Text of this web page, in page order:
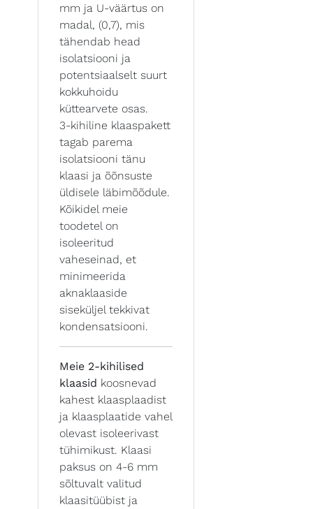
mm ja U-väärtus on
madal, (0,7), mis
tähendab head
isolatsiooni ja
potentsiaalselt suurt
kokkuhoidu
küttearvete osas.
3-kihiline klaaspakett
tagab parema
isolatsiooni tänu
klaasi ja õõnsuste
üldisele läbimõõdule.
Kõikidel meie
toodetel on
isoleeritud
vaheseinad, et
minimeerida
aknaklaaside
siseküljel tekkivat
kondensatsiooni.
Meie 2-kihilised
klaasid koosnevad
kahest klaasplaadist
ja klaasplaatide vahel
olevast isoleerivast
tühimikust. Klaasi
paksus on 4-6 mm
sõltuvalt valitud
klaasitüübist ja